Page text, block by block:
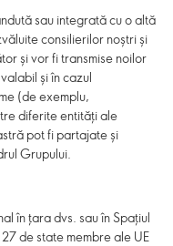
sau integrată cu o altă
consilierilor noștri și
și vor fi transmise noilor
și în cazul
(de exemplu,
diferite entități ale
pot fi partajate și
Grupului.
în țara dvs. sau în Spațiul
de state membre ale UE